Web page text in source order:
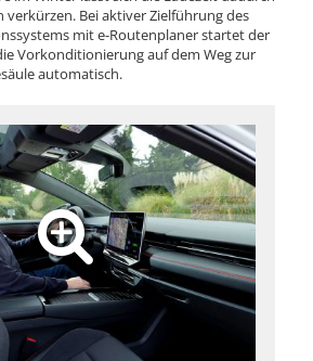
Bei aktiver Zielführung des
mit e-Routenplaner startet der
Vorkonditionierung auf dem Weg zur
automatisch.